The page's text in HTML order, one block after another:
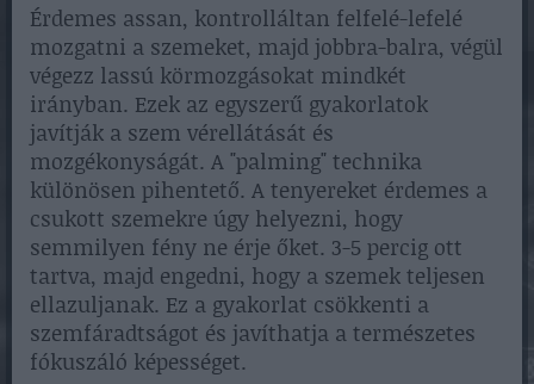
Érdemes assan, kontrolláltan felfelé-lefelé
mozgatni a szemeket, majd jobbra-balra, végül
végezz lassú körmozgásokat mindkét
irányban. Ezek az egyszerű gyakorlatok
javítják a szem vérellátását és
mozgékonyságát. A "palming" technika
különösen pihentető. A tenyereket érdemes a
csukott szemekre úgy helyezni, hogy
semmilyen fény ne érje őket. 3-5 percig ott
tartva, majd engedni, hogy a szemek teljesen
ellazuljanak. Ez a gyakorlat csökkenti a
szemfáradtságot és javíthatja a természetes
fókuszáló képességet.